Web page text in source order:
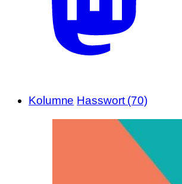
Kolumne Hasswort (70)